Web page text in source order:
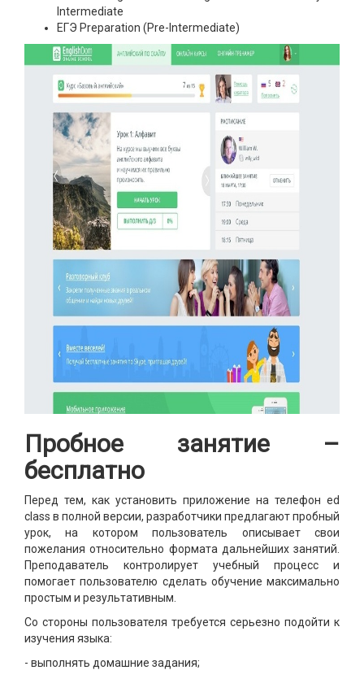
Intermediate
ЕГЭ Preparation (Pre-Intermediate)
Пробное занятие –
бесплатно
Перед тем, как установить приложение на телефон ed
class в полной версии, разработчики предлагают пробный
урок, на котором пользователь описывает свои
пожелания относительно формата дальнейших занятий.
Преподаватель контролирует учебный процесс и
помогает пользователю сделать обучение максимально
простым и результативным.
Со стороны пользователя требуется серьезно подойти к
изучения языка:
- выполнять домашние задания;